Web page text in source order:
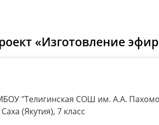
«Изготовление
"Телигинская СОШ им. А.А.
(Якутия), 7 класс